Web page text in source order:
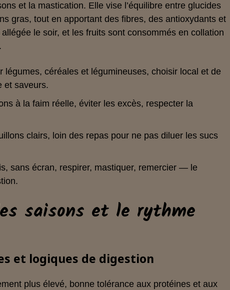
et la mastication. Elle vise l’équilibre entre glucides
gras, tout en apportant des fibres, des antioxydants et
le soir, et les fruits sont consommés en collation
légumes, céréales et légumineuses, choisir local et de
et saveurs.
à la faim réelle, éviter les excès, respecter la
clairs, loin des repas pour ne pas diluer les sucs
sans écran, respirer, mastiquer, remercier — le
saisons et le rythme
et logiques de digestion
plus élevé, bonne tolérance aux protéines et aux